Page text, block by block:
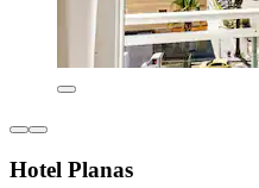
Hotel Planas